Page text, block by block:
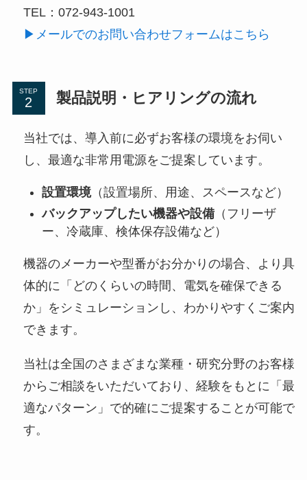
TEL：072-943-1001
▶メールでのお問い合わせフォームはこちら
STEP 製品説明・ヒアリングの流れ
当社では、導入前に必ずお客様の環境をお伺い
し、最適な非常用電源をご提案しています。
設置環境（設置場所、用途、スペースなど）
バックアップしたい機器や設備（フリーザ
ー、冷蔵庫、検体保存設備など）
機器のメーカーや型番がお分かりの場合、より具
体的に「どのくらいの時間、電気を確保できる
か」をシミュレーションし、わかりやすくご案内
できます。
当社は全国のさまざまな業種・研究分野のお客様
からご相談をいただいており、経験をもとに「最
適なパターン」で的確にご提案することが可能で
す。